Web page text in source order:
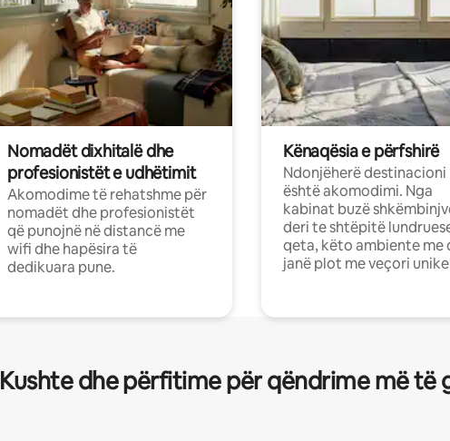
Nomadët dixhitalë dhe
profesionistët e udhëtimit
Akomodime të rehatshme për
nomadët dhe profesionistët
që punojnë në distancë me
wifi dhe hapësira të
dedikuara pune.
Kënaqësia e përfshirë
Ndonjëherë destinacioni
është akomodimi. Nga
kabinat buzë
deri te shtëpitë
qeta, këto ambiente me
janë plot me veçori
Kushte dhe përfitime për qëndrime më të